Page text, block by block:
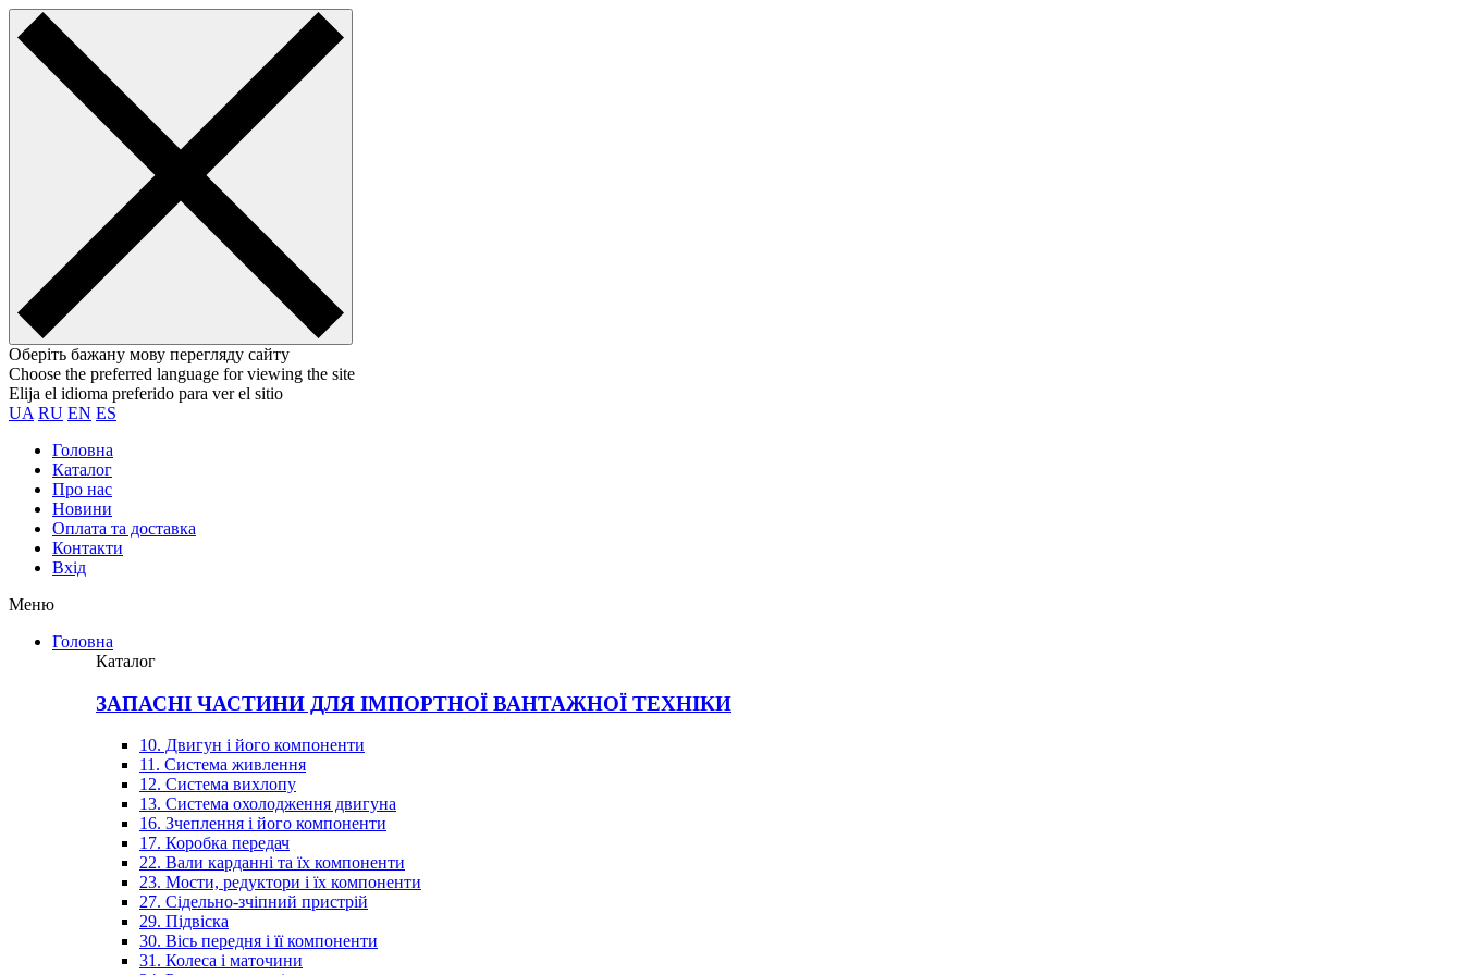
Оберіть бажану мову перегляду сайту
Choose the preferred language for viewing the site
Elija el idioma preferido para ver el sitio
UA RU EN ES
Головна
Каталог
Про нас
Новини
Оплата та доставка
Контакти
Вхiд
Меню
Головна
Каталог
ЗАПАСНІ ЧАСТИНИ ДЛЯ ІМПОРТНОЇ ВАНТАЖНОЇ ТЕХНІКИ
10. Двигун і його компоненти
11. Система живлення
12. Система вихлопу
13. Система охолодження двигуна
16. Зчеплення і його компоненти
17. Коробка передач
22. Вали карданні та їх компоненти
23. Мости, редуктори і їх компоненти
27. Сідельно-зчіпний пристрій
29. Підвіска
30. Вісь передня і її компоненти
31. Колеса і маточини